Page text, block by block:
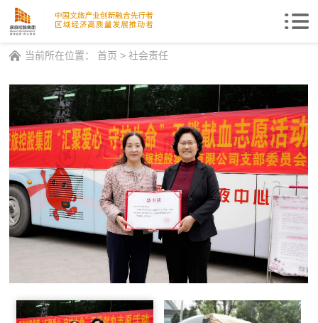
当前所在位置：
首页 >社会责任